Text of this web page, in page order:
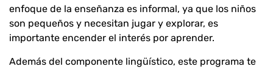
enfoque de la enseñanza es informal, ya que los niños
son pequeños y necesitan jugar y explorar, es
importante encender el interés por aprender.
Además del componente lingüístico, este programa te